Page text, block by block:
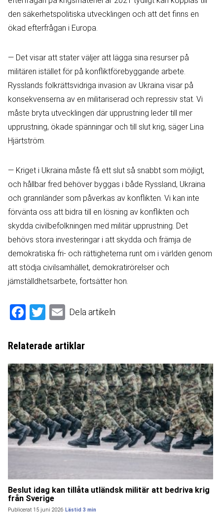
den säkerhetspolitiska utvecklingen och att det finns en
ökad efterfrågan i Europa.
— Det visar att stater väljer att lägga sina resurser på
militären istället för på konfliktförebyggande arbete.
Rysslands folkrättsvidriga invasion av Ukraina visar på
konsekvenserna av en militariserad och repressiv stat. Vi
måste bryta utvecklingen där upprustning leder till mer
upprustning, ökade spänningar och till slut krig, säger Lina
Hjärtström.
— Kriget i Ukraina måste få ett slut så snabbt som möjligt,
och hållbar fred behöver byggas i både Ryssland, Ukraina
och grannländer som påverkas av konflikten. Vi kan inte
förvänta oss att bidra till en lösning av konflikten och
skydda civilbefolkningen med militär upprustning. Det
behövs stora investeringar i att skydda och främja de
demokratiska fri- och rättigheterna runt om i världen genom
att stödja civilsamhället, demokratirörelser och
jämställdhetsarbete, fortsätter hon.
Facebook
TwitterEmail
Dela artikeln
Relaterade artiklar
Beslut idag kan tillåta utländsk militär att bedriva krig
från Sverige
Publicerat 15 juni 2026